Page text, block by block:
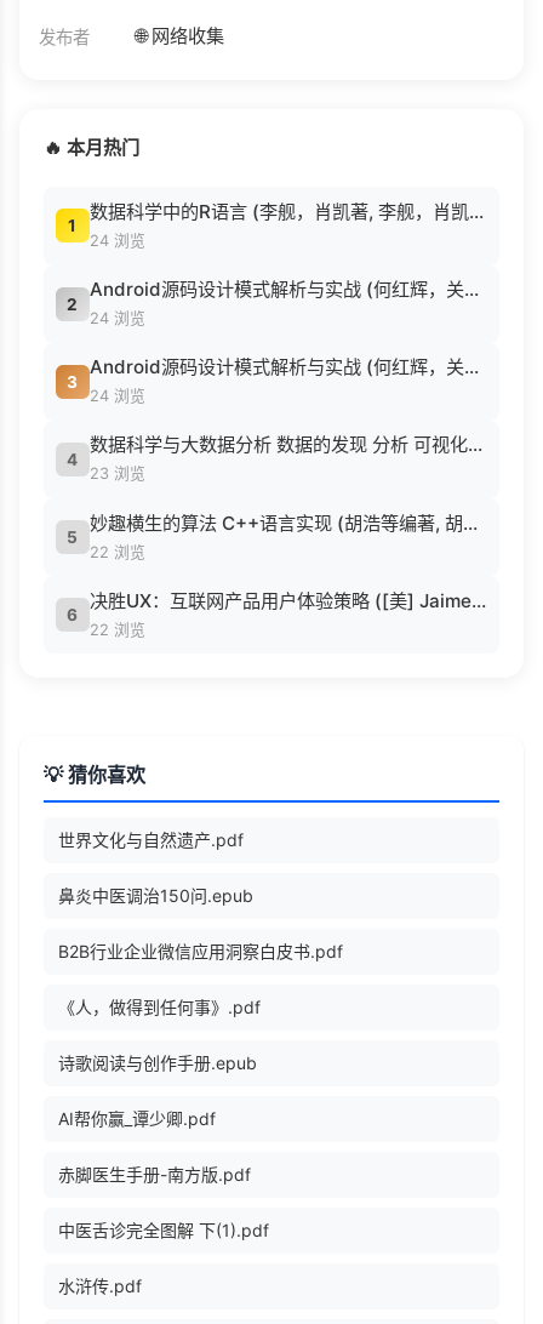
发布者 🌐 网络收集
🔥 本月热门
1
数据科学中的R语言 (李舰，肖凯著, 李舰，肖凯著；吴喜之审校, Pdg2Pic).pdf
24 浏览
2
Android源码设计模式解析与实战 (何红辉，关爱民著, 何红辉, 关爱民著, 何红辉, 关爱民).pdf
24 浏览
3
Android源码设计模式解析与实战 (何红辉，关爱民著, 何红辉, 关爱民著, 何红辉, 关爱民).pdf
24 浏览
4
数据科学与大数据分析 数据的发现 分析 可视化与表示 ( etc.).epub
23 浏览
5
妙趣横生的算法 C++语言实现 (胡浩等编著, 胡浩等编著, 胡浩).pdf
22 浏览
6
决胜UX：互联网产品用户体验策略 ([美] Jaime Levy [[美] Jaime Levy]).epub
22 浏览
💡 猜你喜欢
世界文化与自然遗产.pdf
鼻炎中医调治150问.epub
B2B行业企业微信应用洞察白皮书.pdf
《人，做得到任何事》.pdf
诗歌阅读与创作手册.epub
AI帮你赢_谭少卿.pdf
赤脚医生手册-南方版.pdf
中医舌诊完全图解 下(1).pdf
水浒传.pdf